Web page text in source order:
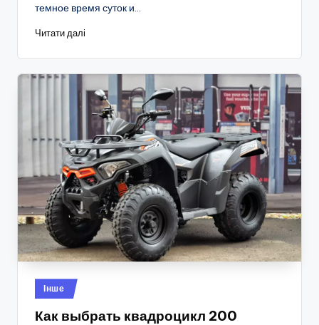
темное время суток и…
Читати далі
Опубліковано
у
Інше
Как выбрать квадроцикл 200